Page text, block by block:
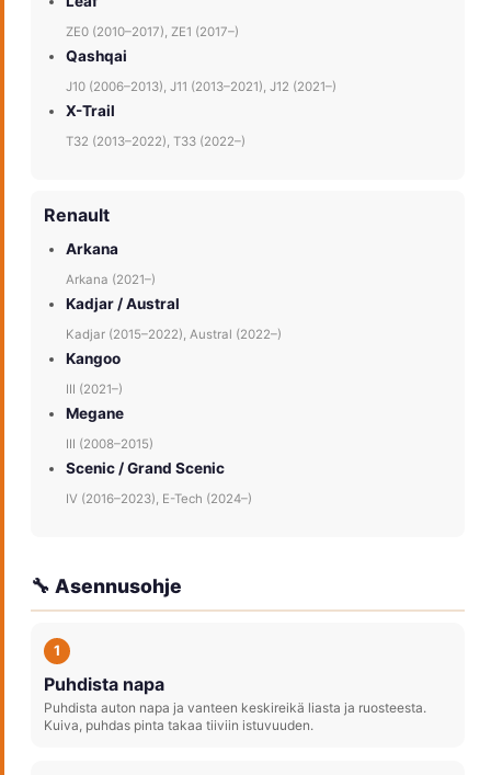
ZE0 (2010–2017), ZE1 (2017–)
Qashqai
J10 (2006–2013), J11 (2013–2021), J12 (2021–)
X-Trail
T32 (2013–2022), T33 (2022–)
Renault
Arkana
Arkana (2021–)
Kadjar / Austral
Kadjar (2015–2022), Austral (2022–)
Kangoo
III (2021–)
Megane
III (2008–2015)
Scenic / Grand Scenic
IV (2016–2023), E-Tech (2024–)
🔧 Asennusohje
1
Puhdista napa
Puhdista auton napa ja vanteen keskireikä liasta ja ruosteesta.
Kuiva, puhdas pinta takaa tiiviin istuvuuden.